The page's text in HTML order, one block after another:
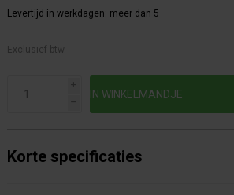
Levertijd in werkdagen: meer dan 5
Exclusief btw.
i
h
Korte specificaties